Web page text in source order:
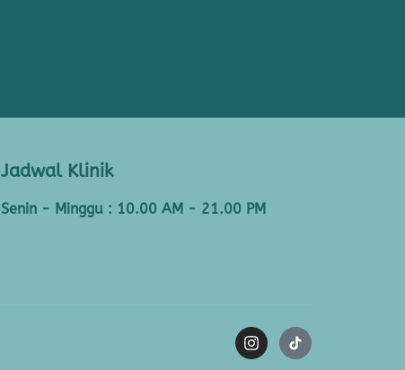
Jadwal Klinik
Senin - Minggu : 10.00 AM - 21.00 PM